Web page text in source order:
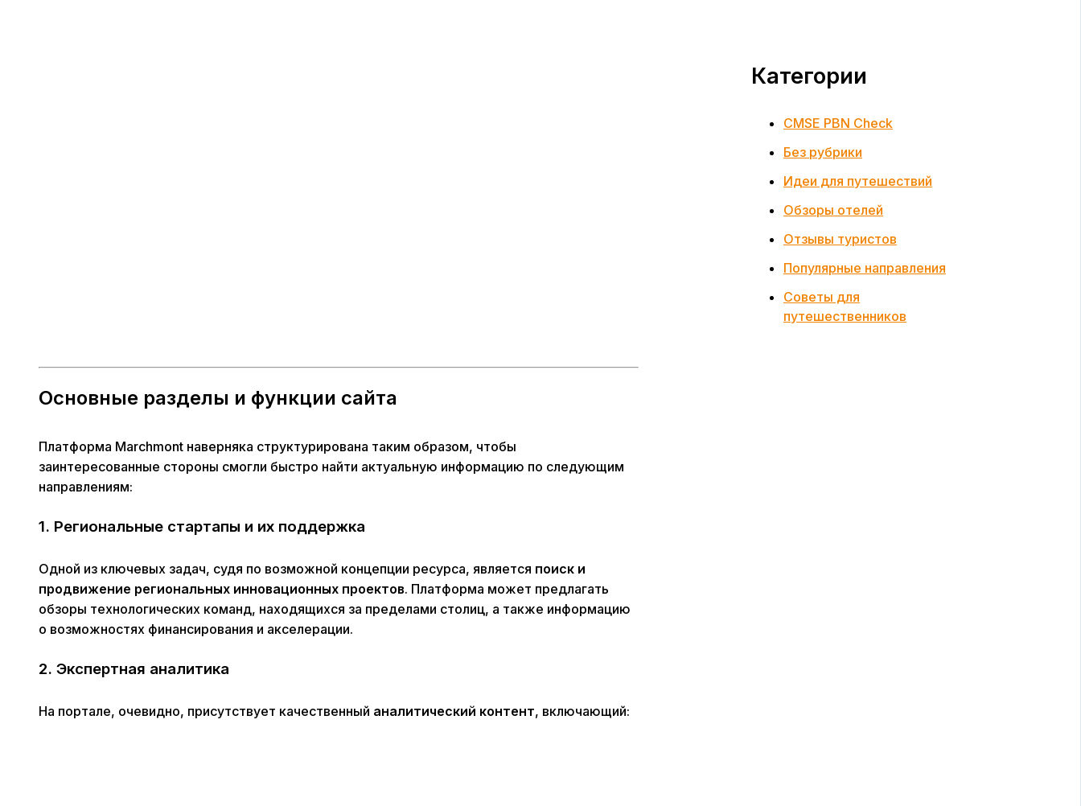
Основные разделы и функции сайта
Платформа Marchmont наверняка структурирована таким образом, чтобы
заинтересованные стороны смогли быстро найти актуальную информацию по следующим
направлениям:
1. Региональные стартапы и их поддержка
Одной из ключевых задач, судя по возможной концепции ресурса, является поиск и
продвижение региональных инновационных проектов. Платформа может предлагать
обзоры технологических команд, находящихся за пределами столиц, а также информацию
о возможностях финансирования и акселерации.
2. Экспертная аналитика
На портале, очевидно, присутствует качественный аналитический контент, включающий:
Категории
CMSE PBN Check
Без рубрики
Идеи для путешествий
Обзоры отелей
Отзывы туристов
Популярные направления
Советы для
путешественников